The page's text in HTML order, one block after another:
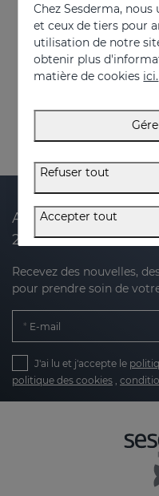
Gel anticellulite à effet amincissant et raffermissant
44.95 €
Abonnez-vous à
20 % de réduction
Recevez des nouvelles,
pour prendre soin de
E-mail
J'ai lu et j'accepte le
politique des cookies ,
Chez Sesderma,
et ceux de tiers pour
utilisation de notre
obtenir plus
matière de cookies ici.
Refuser tout
Accepter tout